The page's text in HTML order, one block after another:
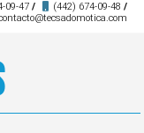
09-47 / (442) 674-09-48 /